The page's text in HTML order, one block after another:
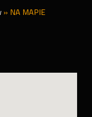
» NA MAPIE